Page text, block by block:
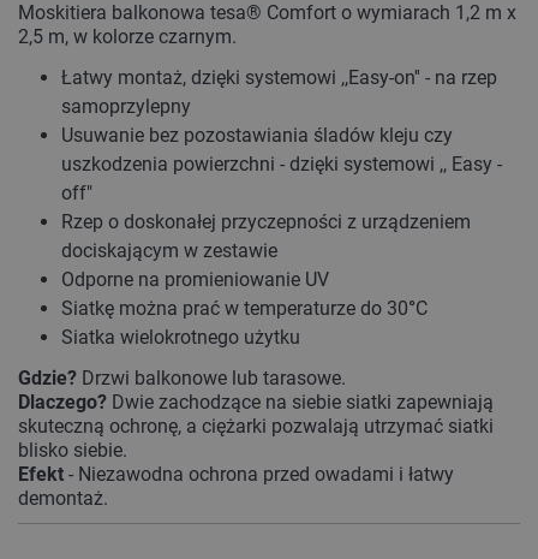
Moskitiera balkonowa tesa® Comfort o wymiarach 1,2 m x
2,5 m, w kolorze czarnym.
Łatwy montaż, dzięki systemowi ,,Easy-on'' - na rzep
samoprzylepny
Usuwanie bez pozostawiania śladów kleju czy
uszkodzenia powierzchni - dzięki systemowi ,, Easy -
off"
Rzep o doskonałej przyczepności z urządzeniem
dociskającym w zestawie
Odporne na promieniowanie UV
Siatkę można prać w temperaturze do 30°C
Siatka wielokrotnego użytku
Gdzie? Drzwi balkonowe lub tarasowe.
Dlaczego? Dwie zachodzące na siebie siatki zapewniają
skuteczną ochronę, a ciężarki pozwalają utrzymać siatki
blisko siebie.
Efekt - Niezawodna ochrona przed owadami i łatwy
demontaż.